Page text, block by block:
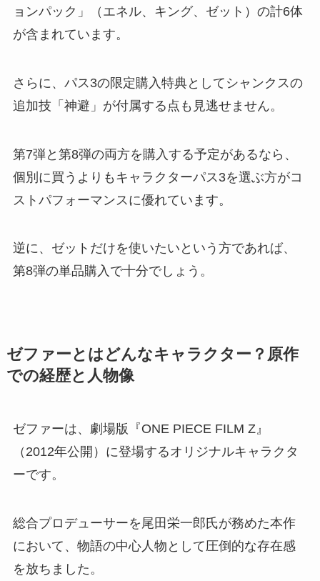
ョンパック」（エネル、キング、ゼット）の計6体
が含まれています。
さらに、パス3の限定購入特典としてシャンクスの
追加技「神避」が付属する点も見逃せません。
第7弾と第8弾の両方を購入する予定があるなら、
個別に買うよりもキャラクターパス3を選ぶ方がコ
ストパフォーマンスに優れています。
逆に、ゼットだけを使いたいという方であれば、
第8弾の単品購入で十分でしょう。
ゼファーとはどんなキャラクター？原作
での経歴と人物像
ゼファーは、劇場版『ONE PIECE FILM Z』
（2012年公開）に登場するオリジナルキャラクタ
ーです。
総合プロデューサーを尾田栄一郎氏が務めた本作
において、物語の中心人物として圧倒的な存在感
を放ちました。